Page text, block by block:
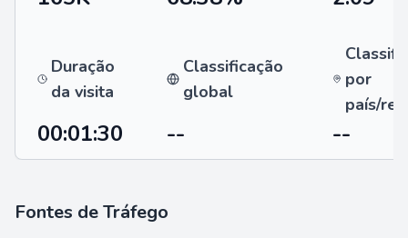
Duração
da visita
Classificação
global
por
país/
00:01:30 -- --
Fontes de Tráfego